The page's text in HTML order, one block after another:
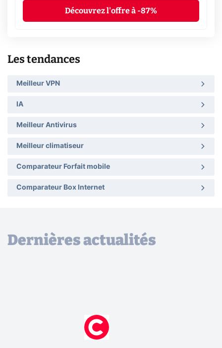
Découvrez l'offre à -87%
Les tendances
Meilleur VPN
IA
Meilleur Antivirus
Meilleur climatiseur
Comparateur Forfait mobile
Comparateur Box Internet
Dernières actualités